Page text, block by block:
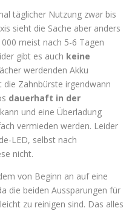
täglicher Nutzung zwar bis
sieht die Sache aber anders
meist nach 5-6 Tagen
gibt es auch keine
werdenden Akku
Zahnbürste irgendwann
dauerhaft in der
und eine Überladung
vermieden werden. Leider
LED, selbst nach
nicht.
von Beginn an auf eine
die beiden Aussparungen für
zu reinigen sind. Das alles